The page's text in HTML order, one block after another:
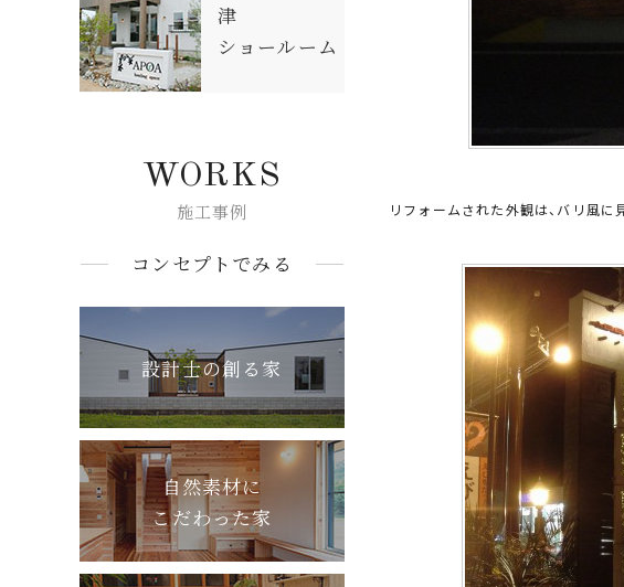
津
ショールーム
WORKS
施工事例
コンセプトでみる
設計士の創る家
自然素材に
こだわった家
リフォームされた外観は、バリ風